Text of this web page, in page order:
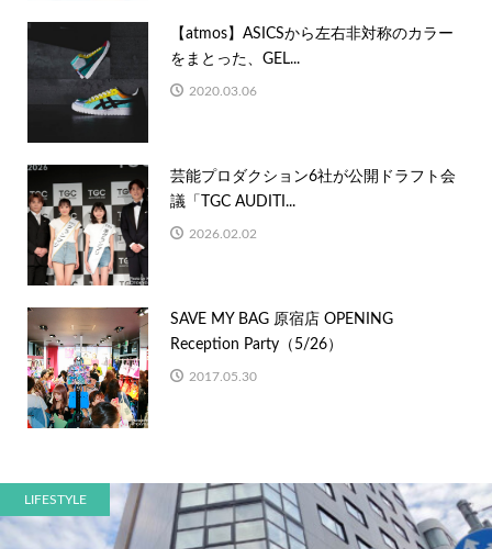
【atmos】ASICSから左右非対称のカラー
をまとった、GEL...
2020.03.06
芸能プロダクション6社が公開ドラフト会
議「TGC AUDITI...
2026.02.02
SAVE MY BAG 原宿店 OPENING
Reception Party（5/26）
2017.05.30
LIFESTYLE